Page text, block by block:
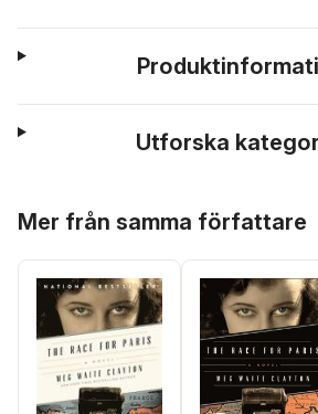
Utforska
Mer från samma författare